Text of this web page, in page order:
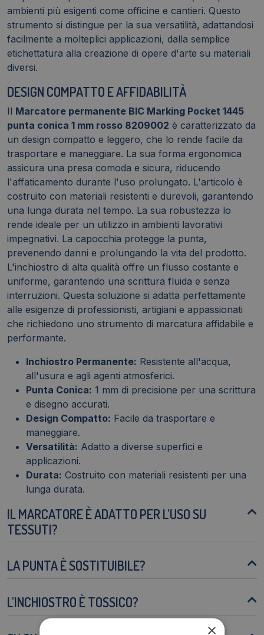
ambienti più esigenti come officine e cantieri. Questo
strumento si distingue per la sua versatilità, adattandosi
facilmente a molteplici applicazioni, dalla semplice
etichettatura alla creazione di opere d'arte su materiali
diversi.
DESIGN COMPATTO E AFFIDABILITÀ
Il Marcatore permanente BIC Marking Pocket 1445
punta conica 1 mm rosso 8209002 è caratterizzato da
un design compatto e leggero, che lo rende facile da
trasportare e maneggiare. La sua forma ergonomica
assicura una presa comoda e sicura, riducendo
l'affaticamento durante l'uso prolungato. L'articolo è
costruito con materiali resistenti e durevoli, garantendo
una lunga durata nel tempo. La sua robustezza lo
rende ideale per un utilizzo in ambienti lavorativi
impegnativi. La capocchia protegge la punta,
prevenendo danni e prolungando la vita del prodotto.
L'inchiostro di alta qualità offre un flusso costante e
uniforme, garantendo una scrittura fluida e senza
interruzioni. Questa soluzione si adatta perfettamente
alle esigenze di professionisti, artigiani e appassionati
che richiedono uno strumento di marcatura affidabile e
performante.
Inchiostro Permanente: Resistente all'acqua,
all'usura e agli agenti atmosferici.
Punta Conica: 1 mm di precisione per una scrittura
e disegno accurati.
Design Compatto: Facile da trasportare e
maneggiare.
Versatilità: Adatto a diverse superfici e
applicazioni.
Durata: Costruito con materiali resistenti per una
lunga durata.
IL MARCATORE È ADATTO PER L'USO SU
TESSUTI?
LA PUNTA È SOSTITUIBILE?
L'INCHIOSTRO È TOSSICO?
×